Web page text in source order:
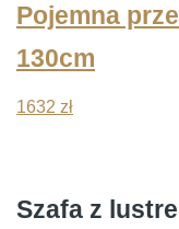
Pojemna
130cm
1632 zł
Szafa z